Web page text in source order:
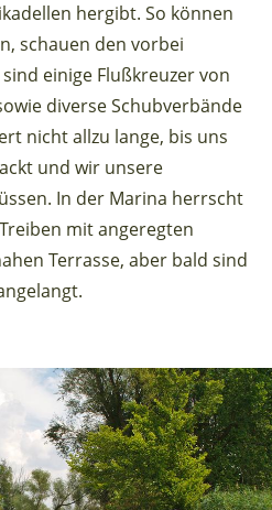
hergibt. So können
schauen den vorbei
einige Flußkreuzer von
diverse Schubverbände
nicht allzu lange, bis uns
und wir unsere
In der Marina herrscht
mit angeregten
Terrasse, aber bald sind